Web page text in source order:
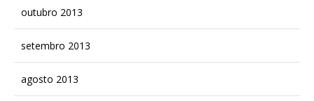
outubro 2013
setembro 2013
agosto 2013